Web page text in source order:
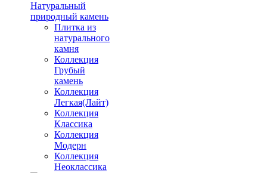
Натуральный
природный камень
Плитка из
натурального
камня
Коллекция
Грубый
камень
Коллекция
Легкая(Лайт)
Коллекция
Классика
Коллекция
Модерн
Коллекция
Неоклассика